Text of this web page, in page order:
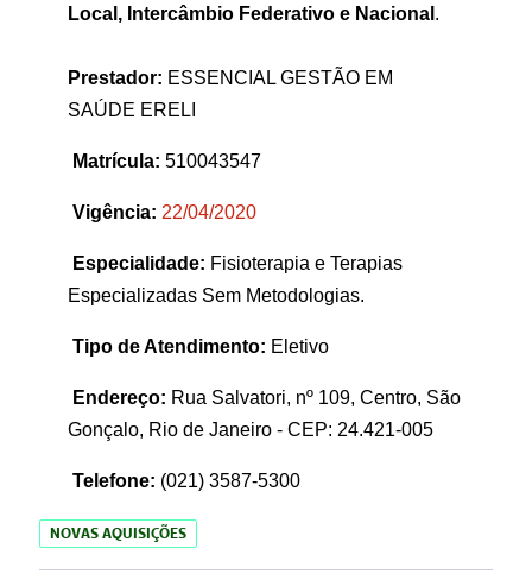
Local, Intercâmbio Federativo e Nacional .
Prestador: ESSENCIAL GESTÃO EM
SAÚDE ERELI
Matrícula: 510043547
Vigência: 22/04/2020
Especialidade: Fisioterapia e Terapias
Especializadas Sem Metodologias.
Tipo de Atendimento: Eletivo
Endereço: Rua Salvatori, nº 109, Centro, São
Gonçalo, Rio de Janeiro - CEP: 24.421-005
Telefone: (021) 3587-5300
NOVAS AQUISIÇÕES